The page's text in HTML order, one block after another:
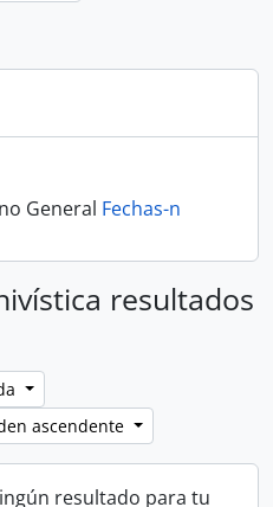
General Fechas-n
resultados
ascendente
resultado para tu